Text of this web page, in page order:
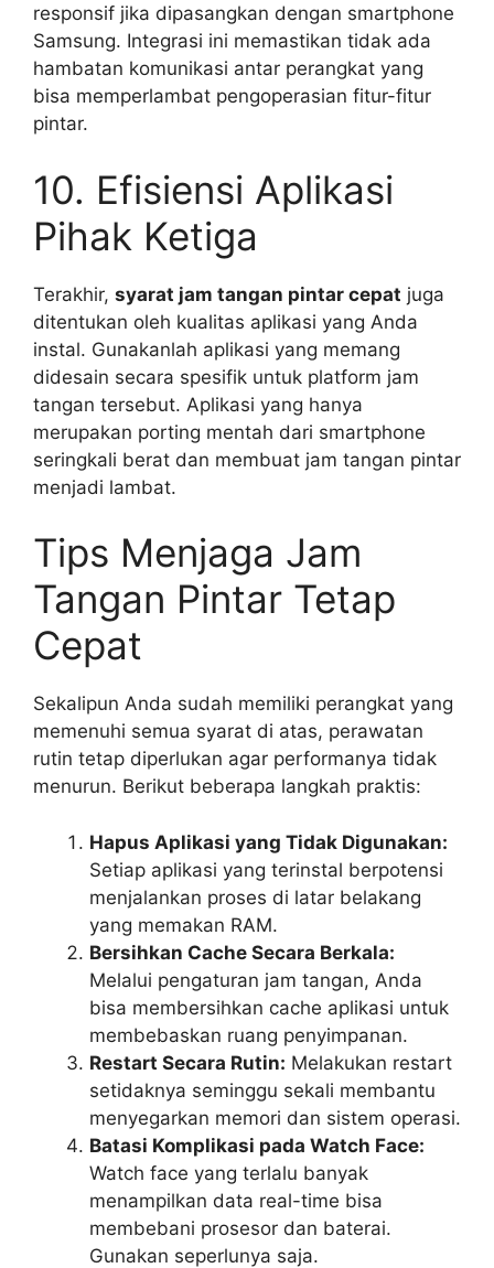
responsif jika dipasangkan dengan smartphone
Samsung. Integrasi ini memastikan tidak ada
hambatan komunikasi antar perangkat yang
bisa memperlambat pengoperasian fitur-fitur
pintar.
10. Efisiensi Aplikasi
Pihak Ketiga
Terakhir, syarat jam tangan pintar cepat juga
ditentukan oleh kualitas aplikasi yang Anda
instal. Gunakanlah aplikasi yang memang
didesain secara spesifik untuk platform jam
tangan tersebut. Aplikasi yang hanya
merupakan porting mentah dari smartphone
seringkali berat dan membuat jam tangan pintar
menjadi lambat.
Tips Menjaga Jam
Tangan Pintar Tetap
Cepat
Sekalipun Anda sudah memiliki perangkat yang
memenuhi semua syarat di atas, perawatan
rutin tetap diperlukan agar performanya tidak
menurun. Berikut beberapa langkah praktis:
Hapus Aplikasi yang Tidak Digunakan:
Setiap aplikasi yang terinstal berpotensi
menjalankan proses di latar belakang
yang memakan RAM.
Bersihkan Cache Secara Berkala:
Melalui pengaturan jam tangan, Anda
bisa membersihkan cache aplikasi untuk
membebaskan ruang penyimpanan.
Restart Secara Rutin: Melakukan restart
setidaknya seminggu sekali membantu
menyegarkan memori dan sistem operasi.
Batasi Komplikasi pada Watch Face:
Watch face yang terlalu banyak
menampilkan data real-time bisa
membebani prosesor dan baterai.
Gunakan seperlunya saja.